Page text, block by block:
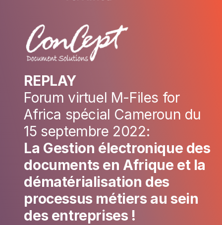
REPLAY
Forum virtuel M-Files for
Africa spécial Cameroun du
15 septembre 2022:
La Gestion électronique des
documents en Afrique et la
dématérialisation des
processus métiers au sein
des entreprises !